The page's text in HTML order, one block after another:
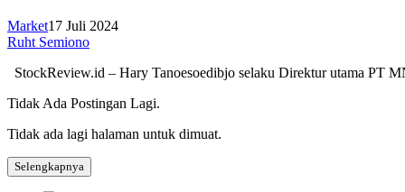
Market17 Juli 2024
Ruht Semiono
StockReview.id – Hary Tanoesoedibjo selaku Direktur utama PT
Tidak Ada Postingan Lagi.
Tidak ada lagi halaman untuk dimuat.
Selengkapnya